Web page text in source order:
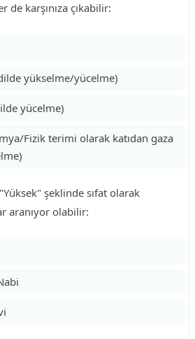
karşınıza çıkabilir:
yükselme/yücelme)
yücelme)
Fizik terimi olarak katıdan gaza
şeklinde sıfat olarak
aranıyor olabilir: